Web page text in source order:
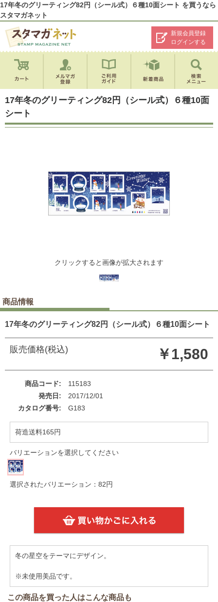
17年冬のグリーティング82円（シール式）６種10面シート を買うなら
スタマガネット
新規会員登録
ログインする
17年冬のグリーティング82円（シール式）６種10面
シート
クリックすると画像が拡大されます
商品情報
17年冬のグリーティング82円（シール式）６種10面シート
販売価格(税込) ￥1,580
商品コード
115183
発売日
2017/12/01
カタログ番号
G183
荷造送料165円
バリエーションを選択してください
選択されたバリエーション：82円
冬の星空をテーマにデザイン。
※未使用美品です。
この商品を買った人はこんな商品も